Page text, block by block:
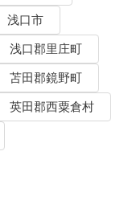
浅口市
浅口郡里庄町
苫田郡鏡野町
英田郡西粟倉村